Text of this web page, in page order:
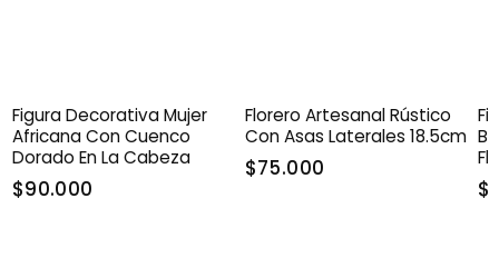
Figura Decorativa Mujer
Africana Con Cuenco
Dorado En La Cabeza
$90.000
Florero Artesanal Rústico
Con Asas Laterales 18.5cm
$75.000